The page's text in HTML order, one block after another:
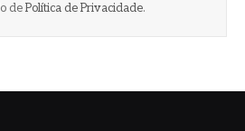
de Política de Privacidade.